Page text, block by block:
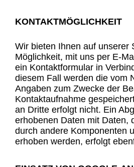
KONTAKTMÖGLICHKEIT
Wir bieten Ihnen auf unserer
Möglichkeit, mit uns per E-
ein Kontaktformular in
diesem Fall werden die vom
Angaben zum Zwecke der
Kontaktaufnahme
an Dritte erfolgt nicht. Ein
erhobenen Daten mit Daten,
durch andere Komponenten
erhoben werden, erfolgt